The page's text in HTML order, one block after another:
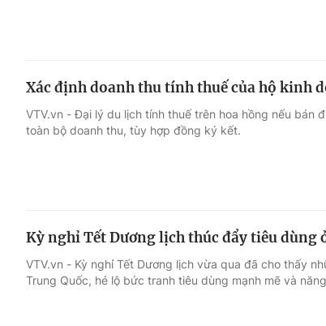
Xác định doanh thu tính thuế của hộ kinh
VTV.vn - Đại lý du lịch tính thuế trên hoa hồng nếu bán
toàn bộ doanh thu, tùy hợp đồng ký kết.
Kỳ nghỉ Tết Dương lịch thúc đẩy tiêu dùng
VTV.vn - Kỳ nghỉ Tết Dương lịch vừa qua đã cho thấy
Trung Quốc, hé lộ bức tranh tiêu dùng mạnh mẽ và